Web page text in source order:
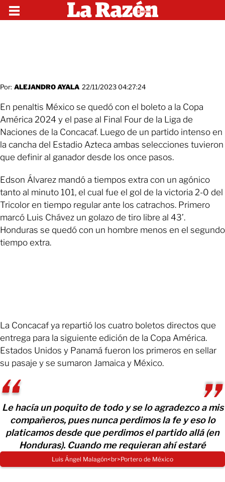
Por: ALEJANDRO AYALA 22/11/2023 04:27:24
En penaltis México se quedó con el boleto a la Copa
América 2024 y el pase al Final Four de la Liga de
Naciones de la Concacaf. Luego de un partido intenso en
la cancha del Estadio Azteca ambas selecciones tuvieron
que definir al ganador desde los once pasos.
Edson Álvarez mandó a tiempos extra con un agónico
tanto al minuto 101, el cual fue el gol de la victoria 2-0 del
Tricolor en tiempo regular ante los catrachos. Primero
marcó Luis Chávez un golazo de tiro libre al 43’.
Honduras se quedó con un hombre menos en el segundo
tiempo extra.
La Concacaf ya repartió los cuatro boletos directos que
entrega para la siguiente edición de la Copa América.
Estados Unidos y Panamá fueron los primeros en sellar
su pasaje y se sumaron Jamaica y México.
Le hacía un poquito de todo y se lo agradezco a mis
compañeros, pues nunca perdimos la fe y eso lo
platicamos desde que perdimos el partido allá (en
Honduras). Cuando me requieran ahí estaré
Luis Ángel Malagón<br>Portero de México